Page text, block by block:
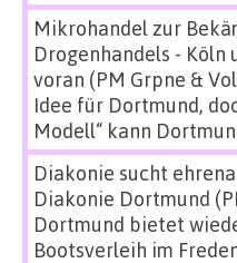
Mikrohandel zur
Drogenhandels - Köln
voran (PM Grpne &
Idee für Dortmund,
Modell“ kann
Diakonie sucht
Diakonie Dortmund
Dortmund bietet
Bootsverleih im